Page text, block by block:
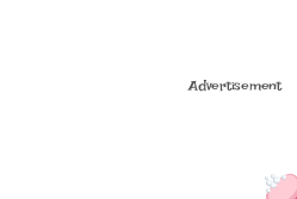
Advertisement